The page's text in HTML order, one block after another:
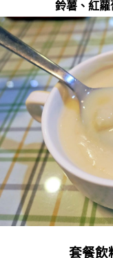
鈴薯、紅蘿
套餐飲